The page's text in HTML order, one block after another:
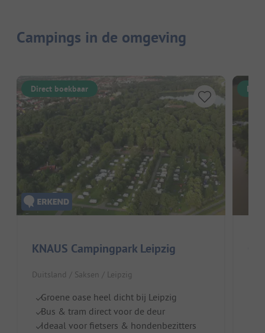
Campings in de omgeving
Direct boekbaar
KNAUS Campingpark Leipzig
Duitsland / Saksen / Leipzig
Groene oase heel dicht bij Leipzig
Bus & tram direct voor de deur
Ideaal voor fietsers & hondenbezitters